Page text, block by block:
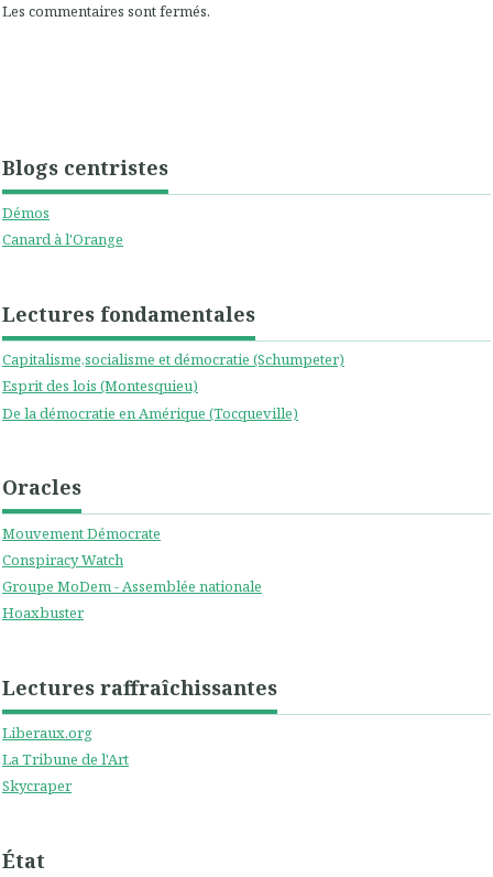
Blogs centristes
Démos
Canard à l'Orange
Lectures fondamentales
Capitalisme,socialisme et démocratie (Schumpeter)
Esprit des lois (Montesquieu)
De la démocratie en Amérique (Tocqueville)
Oracles
Mouvement Démocrate
Conspiracy Watch
Groupe MoDem - Assemblée nationale
Hoaxbuster
Lectures raffraîchissantes
Liberaux.org
La Tribune de l'Art
Skycraper
État
Les commentaires sont fermés.